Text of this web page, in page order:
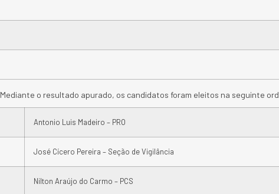
Mediante o resultado apurado, os candidatos foram eleitos na seguinte
Antonio Luis Madeiro – PRO
José Cícero Pereira – Seção de Vigilância
Nilton Araújo do Carmo – PCS